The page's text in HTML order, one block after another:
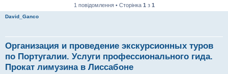
1 повідомлення • Сторінка 1 з 1
David_Ganco
Организация и проведение экскурсионных туров
по Португалии. Услуги профессионального гида.
Прокат лимузина в Лиссабоне